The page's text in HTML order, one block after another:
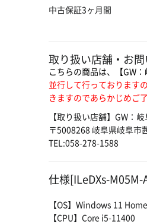
中古保証3ヶ月間
取り扱い店舗・お
こちらの商品は、【GW
並行して行っております
きますのであらかじめご
【取り扱い店舗】GW：
〒5008268 岐阜県岐阜市
TEL:058-278-1588
仕様[ILeDXs-
【OS】Windows 11
【CPU】Core i5-11400